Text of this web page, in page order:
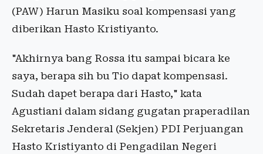
(PAW) Harun Masiku soal kompensasi yang
diberikan Hasto Kristiyanto.
"Akhirnya bang Rossa itu sampai bicara ke
saya, berapa sih bu Tio dapat kompensasi.
Sudah dapet berapa dari Hasto," kata
Agustiani dalam sidang gugatan praperadilan
Sekretaris Jenderal (Sekjen) PDI Perjuangan
Hasto Kristiyanto di Pengadilan Negeri